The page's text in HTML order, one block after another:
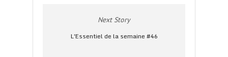
Next Story
L'Essentiel de la semaine #46